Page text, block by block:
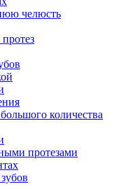
челюсть
количества
протезами